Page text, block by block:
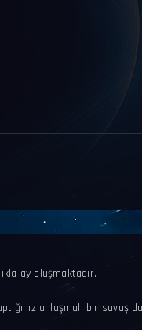
ay oluşmaktadır.
anlaşmalı bir savaş